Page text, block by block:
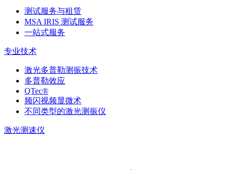
测试服务与租赁
MSA IRIS 测试服务
一站式服务
专业技术
激光多普勒测振技术
多普勒效应
QTec®
频闪视频显微术
不同类型的激光测振仪
激光测速仪